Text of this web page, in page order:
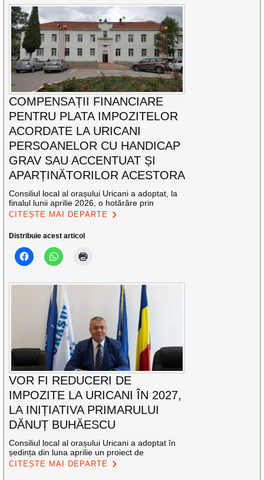
COMPENSAȚII FINANCIARE
PENTRU PLATA IMPOZITELOR
ACORDATE LA URICANI
PERSOANELOR CU HANDICAP
GRAV SAU ACCENTUAT ȘI
APARȚINĂTORILOR ACESTORA
Consiliul local al orașului Uricani a adoptat, la
finalul lunii aprilie 2026, o hotărâre prin
CITEȘTE MAI DEPARTE
Distribuie acest articol
VOR FI REDUCERI DE
IMPOZITE LA URICANI ÎN 2027,
LA INIȚIATIVA PRIMARULUI
DĂNUȚ BUHĂESCU
Consiliul local al orașului Uricani a adoptat în
ședința din luna aprilie un proiect de
CITEȘTE MAI DEPARTE